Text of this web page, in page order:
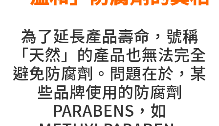
為了延長產品壽命，號稱
「天然」的產品也無法完全
避免防腐劑。問題在於，某
些品牌使用的防腐劑
PARABENS，如